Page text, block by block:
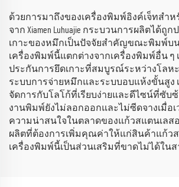
ด้วยการมาถึงของเครื่องพิมพ์อิงค์เจ็ทสำ
จาก Xiamen Luhuajie กระบวนการผลิตได้ถู
เกาะของหมึกเป็นปัจจัยสำคัญขณะพิมพ์บ
เครื่องพิมพ์นี้แตกต่างจากเครื่องพิมพ์อื่น ๆ
ประกันการยึดเกาะที่สมบูรณ์ระหว่างโลห
ระบบการจ่ายหมึกและระบบอบแห้งขั้นสูง
จัดการกับโลโก้ที่เรียบง่ายและดีไซน์ที่ซับ
งานพิมพ์ยังไม่ลอกออกและไม่ซีดจางเมื่อเ
ความน่าสนใจในตลาดของแก้วสแตนเลส
ผลิตที่ต้องการเพิ่มคุณค่าให้แก่สินค้าแก้ว
เครื่องพิมพ์นี้เป็นส่วนเสริมที่ขาดไม่ได้ใน